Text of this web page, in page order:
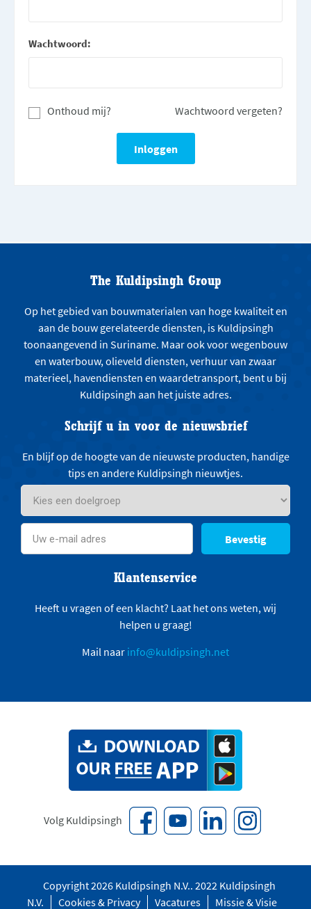
Wachtwoord:
Wachtwoord vergeten?
Onthoud mij?
The Kuldipsingh Group
Op het gebied van bouwmaterialen van hoge kwaliteit en
aan de bouw gerelateerde diensten, is Kuldipsingh
toonaangevend in Suriname. Maar ook voor wegenbouw
en waterbouw, olieveld diensten, verhuur van zwaar
materieel, havendiensten en waardetransport, bent u bij
Kuldipsingh aan het juiste adres.
Schrijf u in voor de nieuwsbrief
En blijf op de hoogte van de nieuwste producten, handige
tips en andere Kuldipsingh nieuwtjes.
Bevestig
Klantenservice
Heeft u vragen of een klacht? Laat het ons weten, wij
helpen u graag!
Mail naar info@kuldipsingh.net
Volg Kuldipsingh
Copyright 2026 Kuldipsingh N.V.. 2022 Kuldipsingh
N.V.
Cookies & Privacy Vacatures Missie & Visie